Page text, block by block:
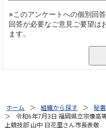
ホーム 組織から探す
秘
令和6年7月3日 福岡県立宗像高
上競技部 山中 日花里さん市長表敬